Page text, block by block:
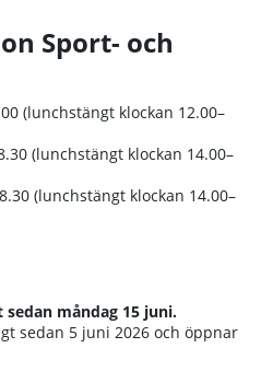
Sport- och
(lunchstängt klockan 12.00–
(lunchstängt klockan 14.00–
(lunchstängt klockan 14.00–
sedan måndag 15 juni.
sedan 5 juni 2026 och öppnar